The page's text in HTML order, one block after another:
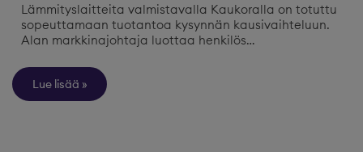
Lämmityslaitteita valmistavalla Kaukoralla on totuttu
sopeuttamaan tuotantoa kysynnän kausivaihteluun.
Alan markkinajohtaja luottaa henkilös…
Lue lisää